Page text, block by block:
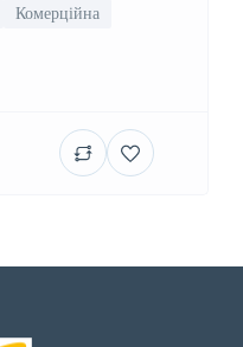
Комерційна